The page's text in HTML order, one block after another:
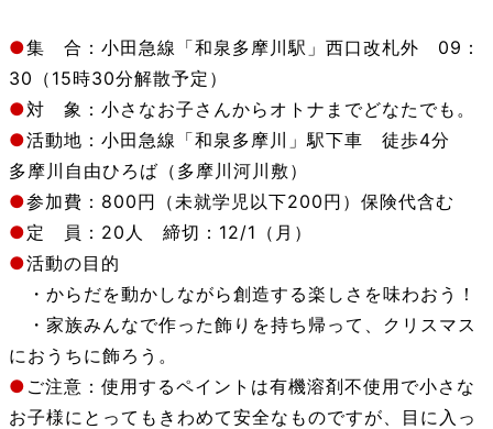
●集 合：小田急線「和泉多摩川駅」西口改札外 09：
30（15時30分解散予定）
●対 象：小さなお子さんからオトナまでどなたでも。
●活動地：小田急線「和泉多摩川」駅下車 徒歩4分
多摩川自由ひろば（多摩川河川敷）
●参加費：800円（未就学児以下200円）保険代含む
●定 員：20人 締切：12/1（月）
●活動の目的
・からだを動かしながら創造する楽しさを味わおう！
・家族みんなで作った飾りを持ち帰って、クリスマス
におうちに飾ろう。
● ご注意：使用するペイントは有機溶剤不使用で小さな
お子様にとってもきわめて安全なものですが、目に入っ